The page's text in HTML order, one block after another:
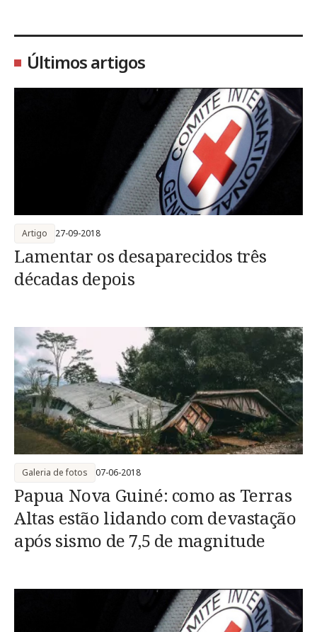
Últimos artigos
Lamentar os desaparecidos três
décadas depois
Artigo 27-09-2018
Papua Nova Guiné: como as Terras
Altas estão lidando com devastação
após sismo de 7,5 de magnitude
Galeria de fotos 07-06-2018